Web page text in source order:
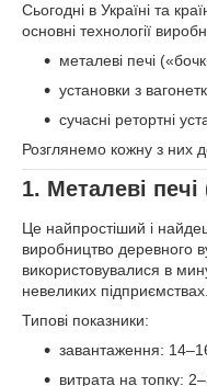
Сьогодні в Україні та
основні технології
металеві печі
установки з
сучасні ретортні
Розглянемо кожну з них
1. Металеві печі
Це найпростіший і
виробництво деревного
використовувалися в
невеликих підприємствах.
Типові показники:
завантаження:
витрата на топку: